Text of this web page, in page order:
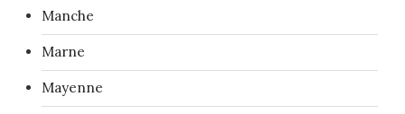
Manche
Marne
Mayenne